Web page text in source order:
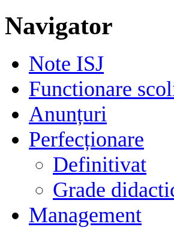
Navigator
Note ISJ
Functionare
Anunțuri
Perfecționare
Definitivat
Grade
Management